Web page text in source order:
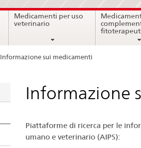
Medicamenti per uso
veterinario
Informazione sui medicamenti
Informazione
Piattaforme di ricerca per le
umano e veterinario (AIPS):